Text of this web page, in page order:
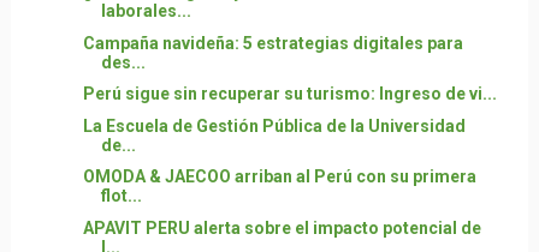
laborales...
Campaña navideña: 5 estrategias digitales para
des...
Perú sigue sin recuperar su turismo: Ingreso de vi...
La Escuela de Gestión Pública de la Universidad
de...
OMODA & JAECOO arriban al Perú con su primera
flot...
APAVIT PERU alerta sobre el impacto potencial de
l...